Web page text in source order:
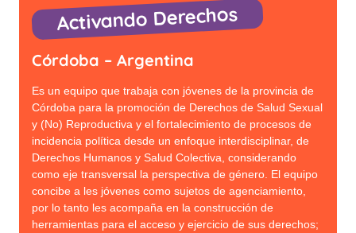
Activando Derechos
Córdoba – Argentina
Es un equipo que trabaja con jóvenes de la provincia de
Córdoba para la promoción de Derechos de Salud Sexual
y (No) Reproductiva y el fortalecimiento de procesos de
incidencia política desde un enfoque interdisciplinar, de
Derechos Humanos y Salud Colectiva, considerando
como eje transversal la perspectiva de género. El equipo
concibe a les jóvenes como sujetos de agenciamiento,
por lo tanto les acompaña en la construcción de
herramientas para el acceso y ejercicio de sus derechos;